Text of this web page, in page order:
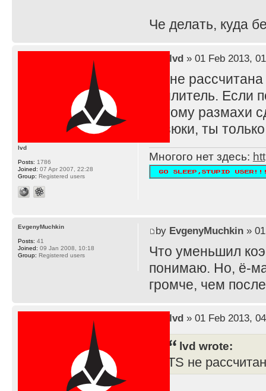
Че делать, куда
lvd» 01 Feb 2013,
TS не
усилитель. Если
потому размахи
резюки, ты
Многого нет здесь:
lvd
Posts: 1786
Joined: 07 Apr 2007, 22:28
Group: Registered users
by EvgenyMuchkin» 01
Что уменьшил
понимаю. Но, ё-
громче, чем
EvgenyMuchkin
Posts: 41
Joined: 09 Jan 2008, 10:18
Group: Registered users
lvd» 01 Feb 2013,
lvd wrote:
TS не